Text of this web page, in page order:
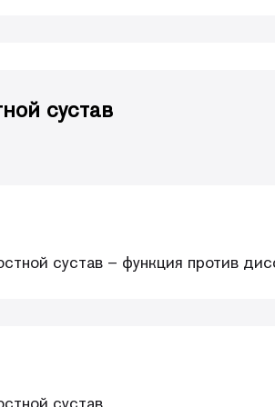
сустав
сустав – функция против
сустав